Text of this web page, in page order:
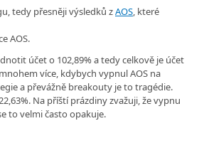
tedy přesněji výsledků zAOS, které
AOS.
účet o 102,89% a tedy celkově je účet
více, kdybych vypnul AOS na
a převážně breakouty je to tragédie.
Na příští prázdiny zvažuji, že vypnu
to velmi často opakuje.